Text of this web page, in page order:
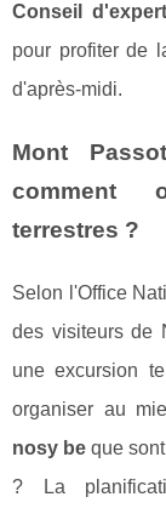
Conseil
pour profiter de
d'après-midi.
Mont
comment
terrestres ?
Selon l'Office
des visiteurs de
une excursion
organiser au
nosy be que
? La